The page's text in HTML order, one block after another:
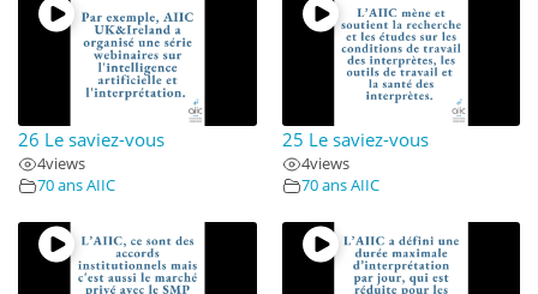
26 Le saviez-vous
4views
70 ans AIIC
25 Le saviez-vous
4views
70 ans AIIC